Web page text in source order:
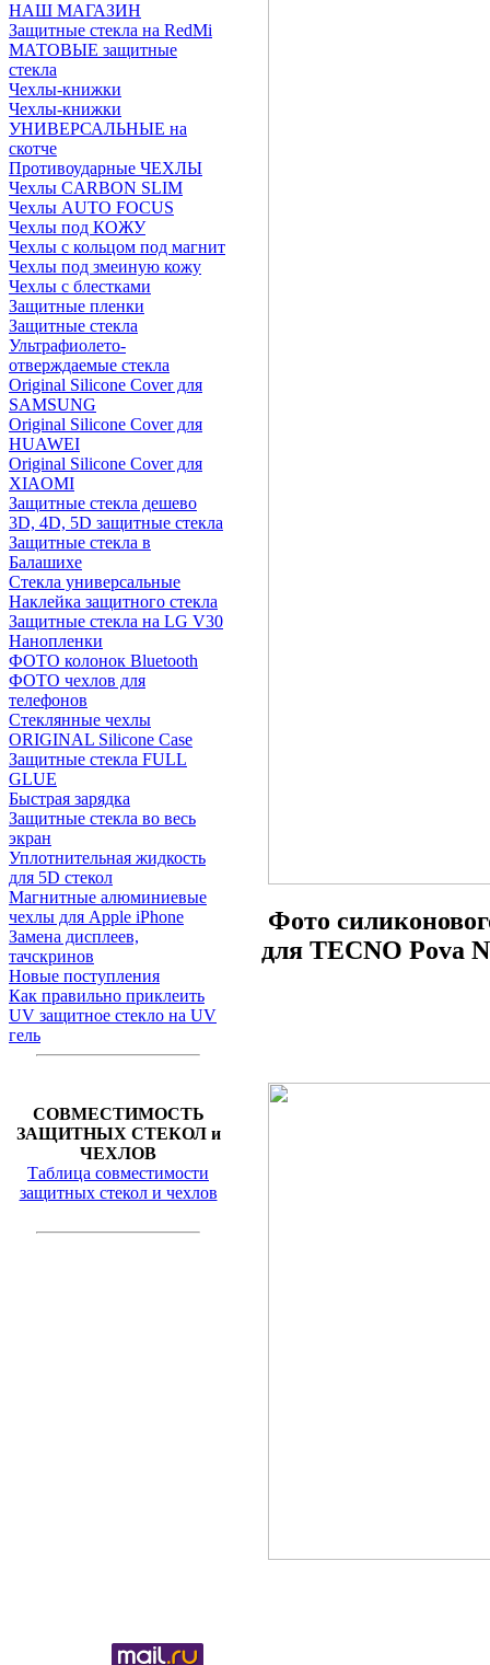
НАШ МАГАЗИН
Защитные стекла на RedMi
МАТОВЫЕ защитные
стекла
Чехлы-книжки
Чехлы-книжки
УНИВЕРСАЛЬНЫЕ на
скотче
Противоударные ЧЕХЛЫ
Чехлы CARBON SLIM
Чехлы AUTO FOCUS
Чехлы под КОЖУ
Чехлы с кольцом под магнит
Чехлы под змеиную кожу
Чехлы с блестками
Защитные пленки
Защитные стекла
Ультрафиолето-
отверждаемые стекла
Original Silicone Cover для
SAMSUNG
Original Silicone Cover для
HUAWEI
Original Silicone Cover для
XIAOMI
Защитные стекла дешево
3D, 4D, 5D защитные стекла
Защитные стекла в
Балашихе
Стекла универсальные
Наклейка защитного стекла
Защитные стекла на LG V30
Нанопленки
ФОТО колонок Bluetooth
ФOTO чехлов для
телефонов
Стеклянные чехлы
ORIGINAL Silicone Case
Защитные стекла FULL
GLUE
Быстрая зарядка
Защитные стекла во весь
экран
Уплотнительная жидкость
для 5D стекол
Магнитные алюминиевые
чехлы для Apple iPhone
Замена дисплеев,
тачскринов
Новые поступления
Как правильно приклеить
UV защитное стекло на UV
гель
СОВМЕСТИМОСТЬ
ЗАЩИТНЫХ СТЕКОЛ и
ЧЕХЛОВ
Таблица совместимости
защитных стекол и чехлов
Фото
для TECNO Pova